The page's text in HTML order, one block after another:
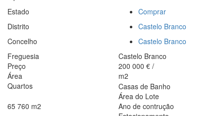
Estado
Comprar
Distrito
Castelo Branco
Concelho
Castelo Branco
Freguesia
Castelo Branco
Preço
200 000 € /
Área
m2
Quartos
Casas de Banho
Área do Lote
65 760 m2
Ano de contrução